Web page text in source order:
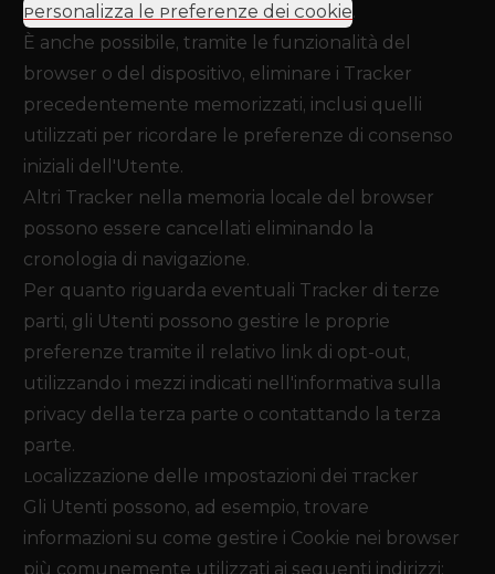
Personalizza le Preferenze dei Cookie.
È anche possibile, tramite le funzionalità del
browser o del dispositivo, eliminare i Tracker
precedentemente memorizzati, inclusi quelli
utilizzati per ricordare le preferenze di consenso
iniziali dell'Utente.
Altri Tracker nella memoria locale del browser
possono essere cancellati eliminando la
cronologia di navigazione.
Per quanto riguarda eventuali Tracker di terze
parti, gli Utenti possono gestire le proprie
preferenze tramite il relativo link di opt-out,
utilizzando i mezzi indicati nell'informativa sulla
privacy della terza parte o contattando la terza
parte.
Localizzazione delle Impostazioni dei Tracker
Gli Utenti possono, ad esempio, trovare
informazioni su come gestire i Cookie nei browser
più comunemente utilizzati ai seguenti indirizzi: